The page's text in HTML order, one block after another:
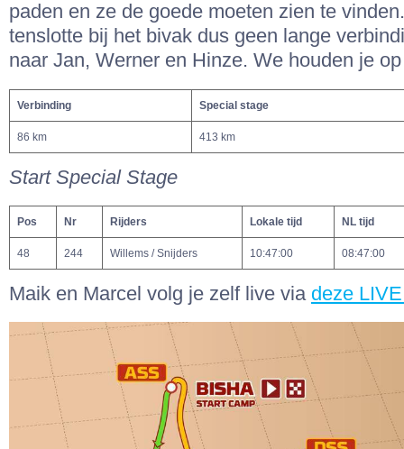
paden en ze de goede moeten zien te
tenslotte bij het bivak dus geen lange
naar Jan, Werner en Hinze. We houden je
Verbinding Special stage
86 km 413 km
Start Special Stage
Pos Nr Rijders Lokale tijd NL tijd
48 244 Willems / Snijders 10:47:00 08:47:00
Maik en Marcel volg je zelf live via deze